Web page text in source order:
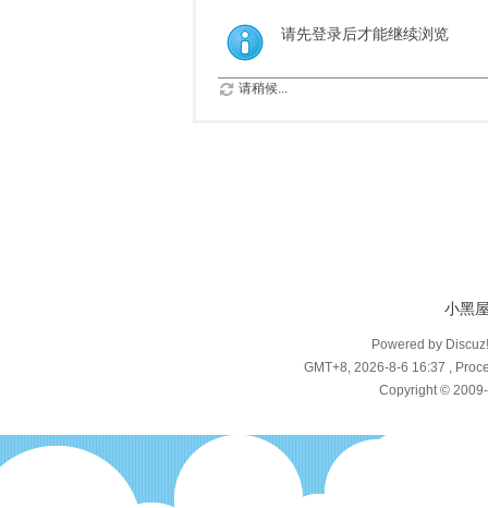
请先登录后才能继续浏览
请稍候...
小黑
Powered by
GMT+8, 2026-8-6 16:37 ,
Copyright ©